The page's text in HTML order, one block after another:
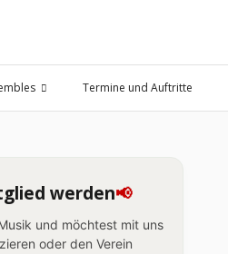
Termine und Auftritte
werden📢
und möchtest mit uns
oder den Verein